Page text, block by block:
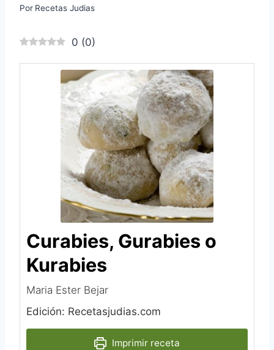
Por Recetas Judias
0 (0)
Curabies, Gurabies o
Kurabies
Maria Ester Bejar
Edición: Recetasjudias.com
Imprimir receta